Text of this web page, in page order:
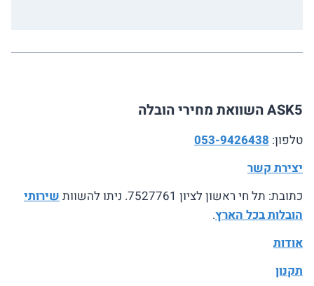
ASK5 השוואת מחירי הובלה
טלפון: 053-9426438
יצירת קשר
כתובת: תל חי ראשון לציון 7527761. ניתו להשוות
שירותי
הובלות בכל הארץ.
אודות
תקנון